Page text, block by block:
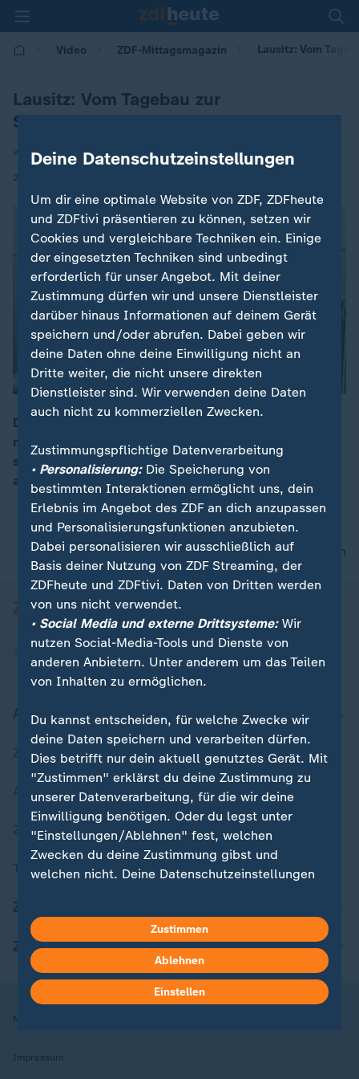
Video ZDF-Mittagsmagazin Lausitz: Vom
Lausitz: Vom Tagebau zur
Seenlandschaft
von Dorte Störmann
29.06.2026 | 12:00
00:16
Drei Kanäle benötigt es um fünf Seen in der Lausitz
miteinander zu verbinden. Die ehemaligen Tagebaue
sollen nun als Seenplatte Touristen und Investoren
anlocken - mit großer Einweihungsparty.
nach oben
Aktuell bei ZDFheute
Zuletzt veröffentlicht
Aktuelle Sendungs-Videos
ZDFheute Stories
Themen im Überblick
ZDFheute Apps
Nutzungsbedingungen
Impressum
Deine Datenschutzeinstellungen
Um dir eine optimale Website von ZDF, ZDFheute
und ZDFtivi präsentieren zu können, setzen wir
Cookies und vergleichbare Techniken ein. Einige
der eingesetzten Techniken sind unbedingt
erforderlich für unser Angebot. Mit deiner
Zustimmung dürfen wir und unsere Dienstleister
darüber hinaus Informationen auf deinem Gerät
speichern und/oder abrufen. Dabei geben wir
deine Daten ohne deine Einwilligung nicht an
Dritte weiter, die nicht unsere direkten
Dienstleister sind. Wir verwenden deine Daten
auch nicht zu kommerziellen Zwecken.
Zustimmungspflichtige Datenverarbeitung
• Personalisierung:Die Speicherung von
bestimmten Interaktionen ermöglicht uns, dein
Erlebnis im Angebot des ZDF an dich anzupassen
und Personalisierungsfunktionen anzubieten.
Dabei personalisieren wir ausschließlich auf
Basis deiner Nutzung von ZDF Streaming, der
ZDFheute und ZDFtivi. Daten von Dritten werden
von uns nicht verwendet.
• Social Media und externe Drittsysteme:Wir
nutzen Social-Media-Tools und Dienste von
anderen Anbietern. Unter anderem um das Teilen
von Inhalten zu ermöglichen.
Du kannst entscheiden, für welche Zwecke wir
deine Daten speichern und verarbeiten dürfen.
Dies betrifft nur dein aktuell genutztes Gerät. Mit
"Zustimmen" erklärst du deine Zustimmung zu
unserer Datenverarbeitung, für die wir deine
Einwilligung benötigen. Oder du legst unter
"Einstellungen/Ablehnen" fest, welchen
Zwecken du deine Zustimmung gibst und
welchen nicht. Deine Datenschutzeinstellungen
Hier findest du das Impressum.
Weitere Informationen findest du in unserer
Datenschutzerklärung.
Zustimmen
Ablehnen
Einstellen